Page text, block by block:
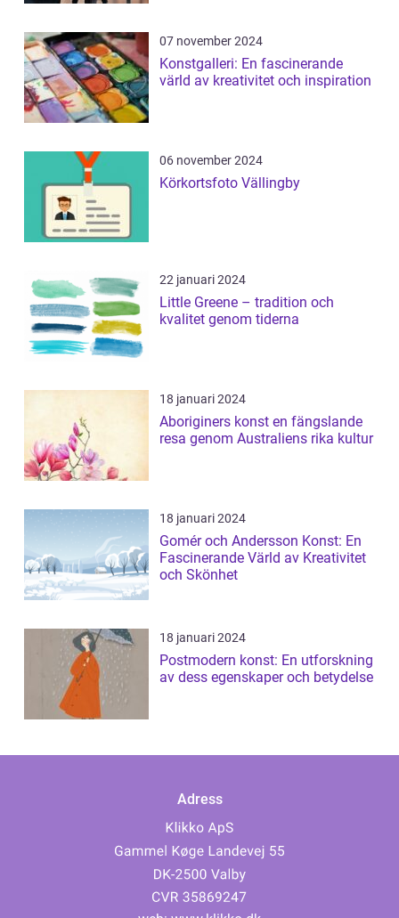
07 november 2024
Konstgalleri: En fascinerande
värld av kreativitet och inspiration
06 november 2024
Körkortsfoto Vällingby
22 januari 2024
Little Greene – tradition och
kvalitet genom tiderna
18 januari 2024
Aboriginers konst en fängslande
resa genom Australiens rika kultur
18 januari 2024
Gomér och Andersson Konst: En
Fascinerande Värld av Kreativitet
och Skönhet
18 januari 2024
Postmodern konst: En utforskning
av dess egenskaper och betydelse
Adress